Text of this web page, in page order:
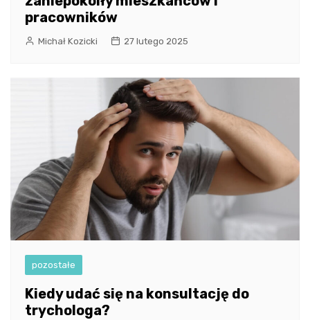
pracowników
Michał Kozicki 27 lutego 2025
pozostałe
Kiedy udać się na konsultację do
trychologa?